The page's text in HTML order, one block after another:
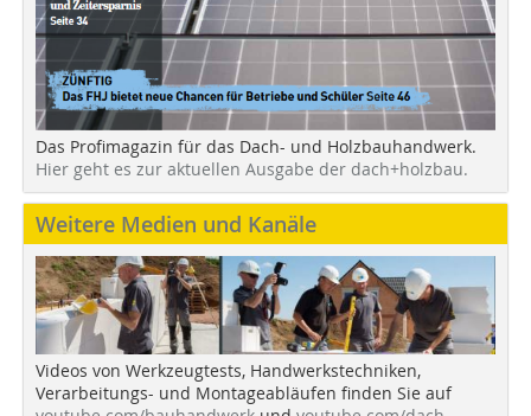
Das Profimagazin für das Dach- und Holzbauhandwerk.
Hier geht es zur aktuellen Ausgabe der dach+holzbau.
Weitere Medien und Kanäle
Videos von Werkzeugtests, Handwerkstechniken,
Verarbeitungs- und Montageabläufen finden Sie auf